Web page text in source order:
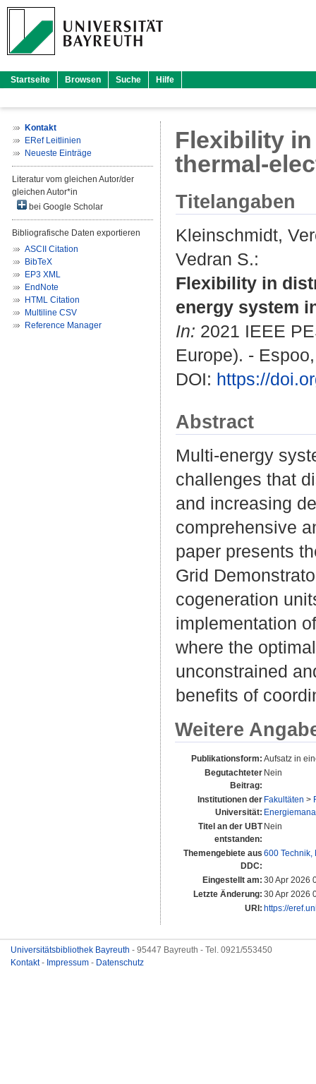
Startseite Browsen Suche Hilfe
Kontakt
ERef Leitlinien
Neueste Einträge
Literatur vom gleichen Autor/der
gleichen Autor*in
bei Google Scholar
Bibliografische Daten exportieren
ASCII Citation
BibTeX
EP3 XML
EndNote
HTML Citation
Multiline CSV
Reference Manager
Flexibility
thermal-
Titelangaben
Kleinschmidt,
Vedran S.:
Flexibility in
energy system
In: 2021 IEEE
Europe). -
DOI: https://
Abstract
Multi-energy
challenges that
and increasing
comprehensive
paper presents
Grid
cogeneration
implementation
where the
unconstrained
benefits of
Weitere
Publikationsform: Aufsatz in
Begutachteter
Beitrag:
Nein
Institutionen der
Universität:
Fakultäten >
Titel an der UBT
entstanden:
Nein
Themengebiete aus
DDC:
600 Technik,
Eingestellt am: 30 Apr 2026
Letzte Änderung: 30 Apr 2026
URI: https://
Universitätsbibliothek Bayreuth - 95447 Bayreuth - Tel. 0921/553450
Kontakt- Impressum - Datenschutz